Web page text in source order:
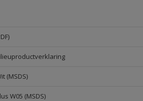
(MSDS)
W05 (MSDS)